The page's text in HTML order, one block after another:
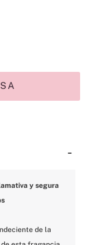
y segura
de la